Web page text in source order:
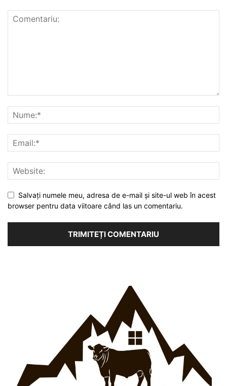
Salvați numele meu, adresa de e-mail și site-ul web în acest
browser pentru data viitoare când las un comentariu.